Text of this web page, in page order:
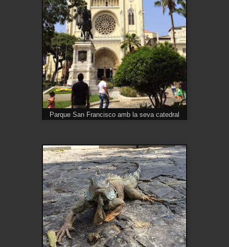
Parque San Francisco amb la seva catedral